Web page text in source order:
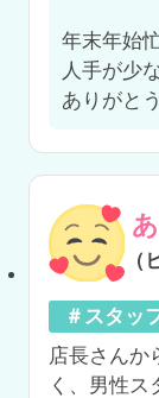
年末年始
人手が少
ありがと
（
＃スタッ
店長さんか
く、男性ス